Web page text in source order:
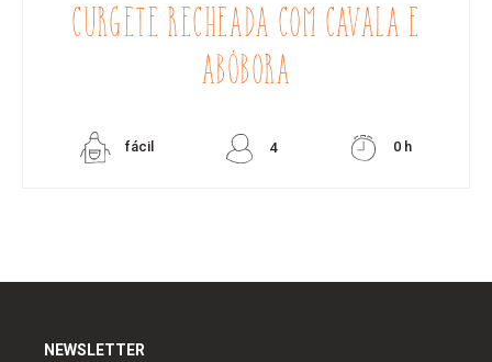
CURGETE RECHEADA COM CAVALA E
ABÓBORA
fácil 4 0 h
NEWSLETTER